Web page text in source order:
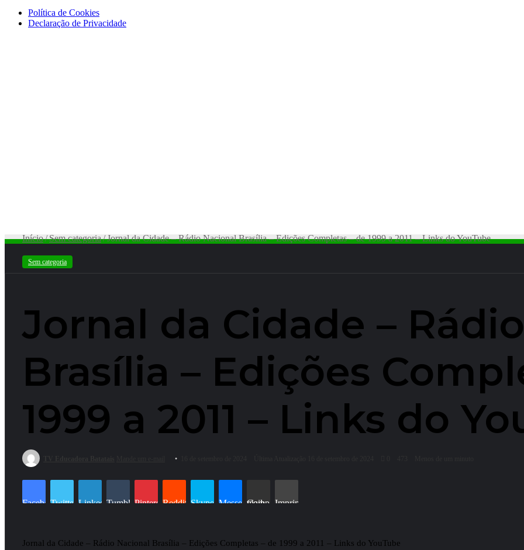
Política de Cookies
Declaração de Privacidade
Início/Sem categoria/Jornal da Cidade – Rádio Nacional Brasília – Edições Completas – de 1999 a 2011 – Links do YouTube
Sem categoria
Jornal da Cidade –
Brasília – Edições
1999 a 2011 – Links do
FacebookTwitter LinkedinTumblr PinterestReddit Skype Messenger
Compartilhar via e-mail Imprimir
Jornal da Cidade – Rádio Nacional Brasília – Edições Completas – de 1999 a 2011 – Links do YouTube